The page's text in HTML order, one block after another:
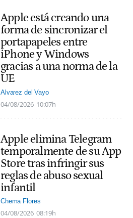
Apple está creando una
forma de sincronizar el
portapapeles entre
iPhone y Windows
gracias a una norma de la
UE
Alvarez del Vayo
04/08/2026 10:07h
Apple elimina Telegram
temporalmente de su App
Store tras infringir sus
reglas de abuso sexual
infantil
Chema Flores
04/08/2026 08:19h